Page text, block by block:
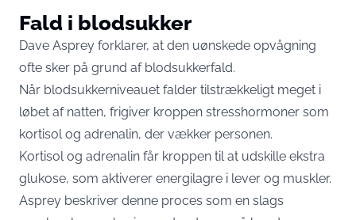
Fald i blodsukker
Dave Asprey forklarer, at den uønskede opvågning
ofte sker på grund af blodsukkerfald.
Når blodsukkerniveauet falder tilstrækkeligt meget i
løbet af natten, frigiver kroppen stresshormoner som
kortisol og adrenalin, der vækker personen.
Kortisol og adrenalin får kroppen til at udskille ekstra
glukose, som aktiverer energilagre i lever og muskler.
Asprey beskriver denne proces som en slags